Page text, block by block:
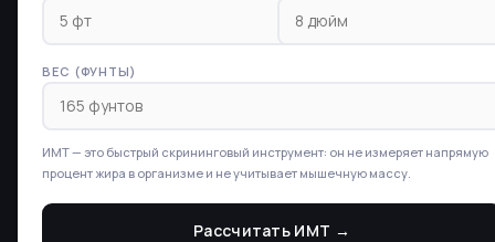
ВЕС (ФУНТЫ)
ИМТ — это быстрый скрининговый инструмент: он не измеряет напрямую
процент жира в организме и не учитывает мышечную массу.
Рассчитать ИМТ →